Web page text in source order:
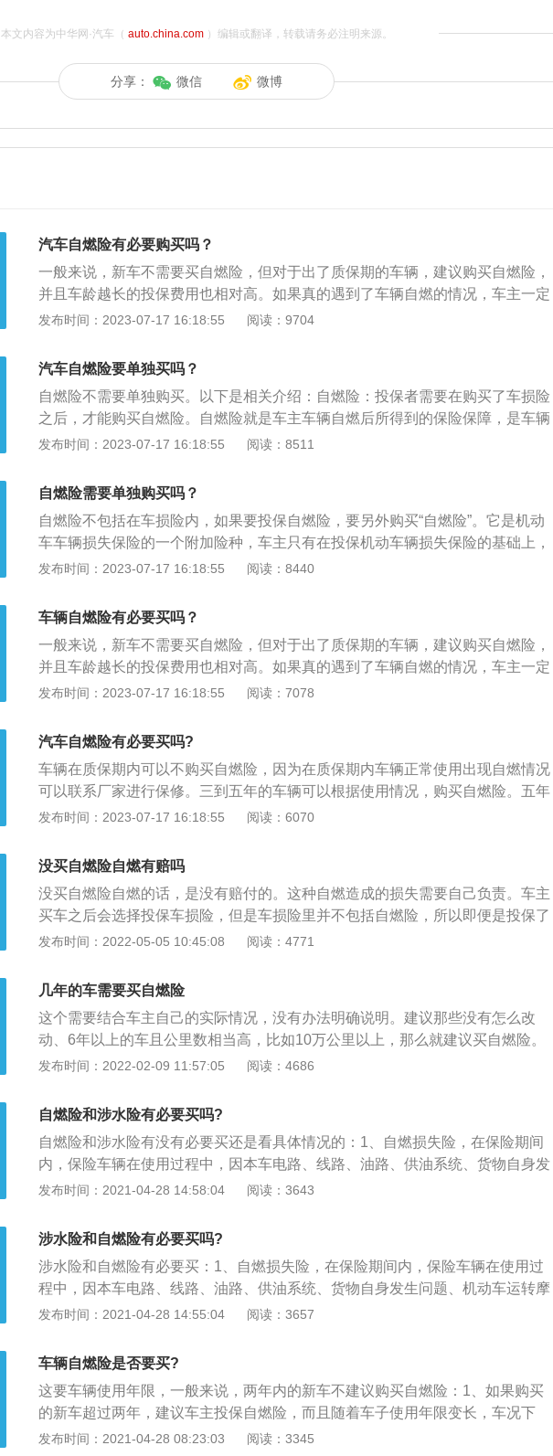
本文内容为中华网·汽车（ auto.china.com）编辑或翻译，转载请务必注明来源。
分享： 微信 微博
汽车自燃险有必要购买吗？
一般来说，新车不需要买自燃险，但对于出了质保期的车辆，建议购买自燃险，
并且车龄越长的投保费用也相对高。如果真的遇到了车辆自燃的情况，车主一定
要注意当场报火警，否则保险公司可能会以未报警为由拒绝赔偿。此外，自燃后
时到现场处理。以下是自燃险的相关介绍：概念：自燃险是机动车车辆损失保险
的一个附加险种。作用：它保障的是由于车辆电路、线路、油路、供油系统、货
物自身发生问题、机动车运转摩擦起火引起火灾，造成保险车辆的损失。
发布时间：2023-07-17 16:18:55 阅读：9704
汽车自燃险要单独买吗？
自燃险不需要单独购买。以下是相关介绍：自燃险：投保者需要在购买了车损险
之后，才能购买自燃险。自燃险就是车主车辆自燃后所得到的保险保障，是车辆
损失保险中的一个附加险种。车险综改后，玻璃单独破碎、自燃、发动机涉水、
使用过程中，由于本车电路、线路、油路、供油系统、货物自身发生问题、机动
车运转摩擦起火引起火灾，造成保险车辆的损失，以及被保险人在发生该保险事
故时，为减少保险车辆损失而必须要支出的合理施救费用，保险公司会进行相应
赔偿。车主只有在投保机动车辆损失保险的基础上，方可投保车辆自燃险。
发布时间：2023-07-17 16:18:55 阅读：8511
自燃险需要单独购买吗？
自燃险不包括在车损险内，如果要投保自燃险，要另外购买“自燃险”。它是机动
车车辆损失保险的一个附加险种，车主只有在投保机动车辆损失保险的基础上，
方可投保车辆自燃险。以下为汽车保险更多介绍：简介：车辆保险，简称车险，
或财产损失负赔偿责任的一种商业保险。分类：车辆保险具体可分商业险和交强
险。商业险又包括车辆主险和附加险两个部分。
发布时间：2023-07-17 16:18:55 阅读：8440
车辆自燃险有必要买吗？
一般来说，新车不需要买自燃险，但对于出了质保期的车辆，建议购买自燃险，
并且车龄越长的投保费用也相对高。如果真的遇到了车辆自燃的情况，车主一定
要注意当场报火警，否则保险公司可能会以未报警为由拒绝赔偿。此外，自燃后
时到现场处理。以下是自燃险的相关介绍：1、概念：自燃险是机动车车辆损失
保险的一个附加险种。2、作用：它保障的是由于车辆电路、线路、油路、供油
系统、货物自身发生问题、机动车运转摩擦起火引起火灾，造成保险车辆的损
失。
发布时间：2023-07-17 16:18:55 阅读：7078
汽车自燃险有必要买吗?
车辆在质保期内可以不购买自燃险，因为在质保期内车辆正常使用出现自燃情况
可以联系厂家进行保修。三到五年的车辆可以根据使用情况，购买自燃险。五年
以上的车辆由于电路油路均存在老化，建议购买自燃险。以下是相关内容介绍：
由于本车电路、线路、油路、供油系统、货物自身发生问题、机动车运转摩擦引
起火灾，造成车辆损失的，以及被保险人在发生该保险事故时，为了减少保险车
辆损失而采取必须的合理支出施救费用，保险公司会进行相应的赔偿。自燃险的
保费和车辆本身价格以及车龄有关，车价越高，车龄越久，保费就越高。
发布时间：2023-07-17 16:18:55 阅读：6070
没买自燃险自燃有赔吗
没买自燃险自燃的话，是没有赔付的。这种自燃造成的损失需要自己负责。车主
买车之后会选择投保车损险，但是车损险里并不包括自燃险，所以即便是投保了
车损险，汽车自燃的话，保险公司也不会进行赔付的。自燃险属于车损险的附加
概率还是很小的，并且自燃险的保费也不是很高，所以车主也不用特别担心自燃
的保费问题。条件还可以的选择投保当然可以，根据需求而定。
发布时间：2022-05-05 10:45:08 阅读：4771
几年的车需要买自燃险
这个需要结合车主自己的实际情况，没有办法明确说明。建议那些没有怎么改
动、6年以上的车且公里数相当高，比如10万公里以上，那么就建议买自燃险。
车主的汽车需要什么时候购买自燃险，往往是无法明确指出的，毕竟这需要车主
动车车辆损失保险的一个附加险种。如果购买自燃险，那么就可以让车主得到一
些保障。有的时候一些新车也会出现自燃的情况，而那些购买了这份保险的车主
往往面临的损失没有那么多，建议出了整车保修期的车去买自燃险。车主也需要
知道的就是，并不是所有的汽车都可以买自燃险，毕竟某些驾驶超过甚至是等于
七年的车，可能就买不了。
发布时间：2022-02-09 11:57:05 阅读：4686
自燃险和涉水险有必要买吗?
自燃险和涉水险有没有必要买还是看具体情况的：1、自燃损失险，在保险期间
内，保险车辆在使用过程中，因本车电路、线路、油路、供油系统、货物自身发
生问题、机动车运转摩擦起火引起火灾，造成保险车辆的损失，以及被保险人在
负责赔偿；2、涉水险或称汽车损失保险、发动机特别损失险，各个保险公司叫
法不一样但本质一致；3、车辆涉水险，这是一种新衍生的险种，均指车主为发
动机购买的附加险。保险车辆在积水路面涉水行驶或被水淹后致使发动机损坏可
给予赔偿。但是如果被水淹后车主还强行启动发动机而造成了损害，那么保险公
司将不予赔偿；4、目前汽车保险附加险包括全车盗抢险、玻璃单独破碎险、车
一样，投保时可以查阅下各个保险公司条款内容。
发布时间：2021-04-28 14:58:04 阅读：3643
涉水险和自燃险有必要买吗?
涉水险和自燃险有必要买：1、自燃损失险，在保险期间内，保险车辆在使用过
程中，因本车电路、线路、油路、供油系统、货物自身发生问题、机动车运转摩
擦起火引起火灾，造成保险车辆的损失，以及被保险人在发生本保险事故时，为
或称汽车损失保险、发动机特别损失险，各个保险公司叫法不一样但本质一致；
3、车辆涉水险，这是一种新衍生的险种，均指车主为发动机购买的附加险。保
险车辆在积水路面涉水行驶或被水淹后致使发动机损坏可给予赔偿。但是如果被
水淹后车主还强行启动发动机而造成了损害，那么保险公司将不予赔偿。目前汽
车保险附加险包括全车盗抢险、玻璃单独破碎险、车辆停驶损失险、自燃损失
发布时间：2021-04-28 14:55:04 阅读：3657
车辆自燃险是否要买?
这要车辆使用年限，一般来说，两年内的新车不建议购买自燃险：1、如果购买
的新车超过两年，建议车主投保自燃险，而且随着车子使用年限变长，车况下
降，车龄达3年以上可根据实际情况考虑为爱车购买“自燃险”；2、汽车自燃险是
发布时间：2021-04-28 08:23:03 阅读：3345